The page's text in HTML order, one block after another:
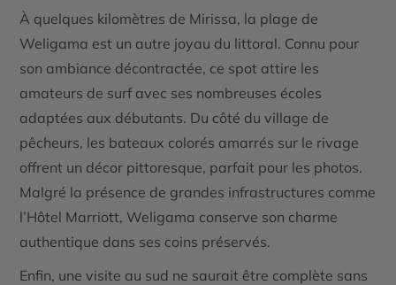
À quelques kilomètres de Mirissa, la plage de
Weligama est un autre joyau du littoral. Connu pour
son ambiance décontractée, ce spot attire les
amateurs de surf avec ses nombreuses écoles
adaptées aux débutants. Du côté du village de
pêcheurs, les bateaux colorés amarrés sur le rivage
offrent un décor pittoresque, parfait pour les photos.
Malgré la présence de grandes infrastructures comme
l’Hôtel Marriott, Weligama conserve son charme
authentique dans ses coins préservés.
Enfin, une visite au sud ne saurait être complète sans